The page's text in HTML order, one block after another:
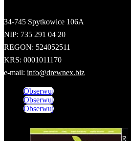
34-745 Spytkowice 106A
NIP: 735 291 04 20
REGON: 524052511
KRS: 0001011170
e-mail: info@drewnex.biz
Obserwuj
Obserwuj
Obserwuj